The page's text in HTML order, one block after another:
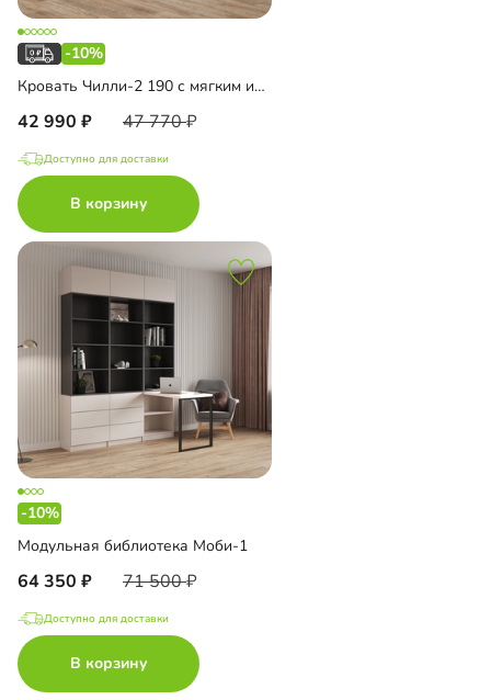
-10%
Кровать Чилли-2 190 с мягким изголовьем
42 990 47 770
Доступно для доставки
В корзину
-10%
Модульная библиотека Моби-1
64 350 71 500
Доступно для доставки
В корзину